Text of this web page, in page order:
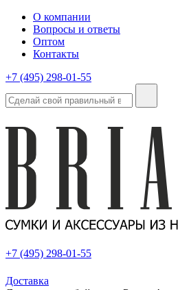
О компании
Вопросы и ответы
Оптом
Контакты
+7 (495) 298-01-55
+7 (495) 298-01-55
Доставка